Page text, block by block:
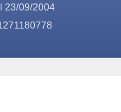
23/09/2004